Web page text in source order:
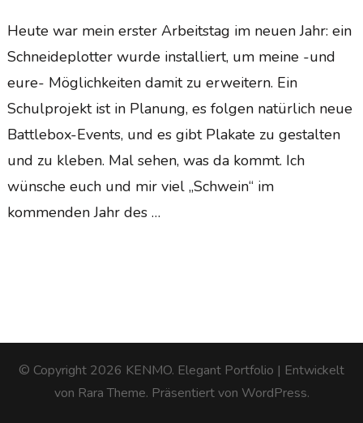
Heute war mein erster Arbeitstag im neuen Jahr: ein
Schneideplotter wurde installiert, um meine -und
eure- Möglichkeiten damit zu erweitern. Ein
Schulprojekt ist in Planung, es folgen natürlich neue
Battlebox-Events, und es gibt Plakate zu gestalten
und zu kleben. Mal sehen, was da kommt. Ich
wünsche euch und mir viel „Schwein“ im
kommenden Jahr des …
© Copyright 2026 KENMO. Elegant Portfolio | Entwickelt
von Rara Theme. Präsentiert von WordPress.